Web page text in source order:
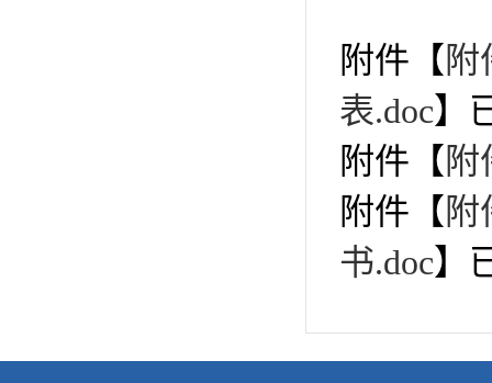
附件【
表.doc】
附件【 附
附件【
书.doc】